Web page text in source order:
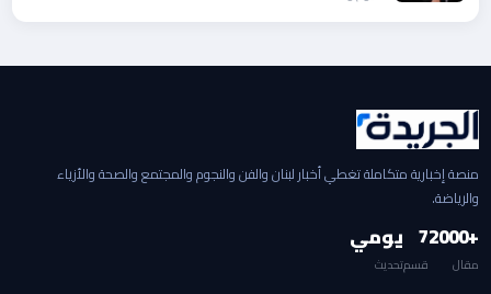
منصة إخبارية متكاملة تغطي أخبار لبنان والفن والنجوم والمجتمع والصحة والأزياء
والرياضة.
+2000
مقال
7
قسم
يومي
تحديث